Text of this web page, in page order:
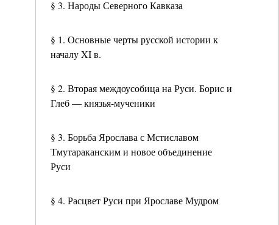
§ 3. Народы Северного Кавказа
§ 1. Основные черты русской истории к
началу XI в.
§ 2. Вторая междоусобица на Руси. Борис и
Глеб — князья-мученики
§ 3. Борьба Ярослава с Мстиславом
Тмутараканским и новое объединение
Руси
§ 4. Расцвет Руси при Ярославе Мудром